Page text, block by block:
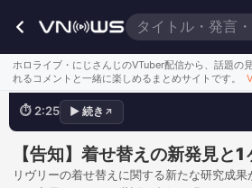
ホロライブ・にじさんじのVTuber配信から、話題の
れるコメントと一緒に楽しめるまとめサイトです。
研究成果報告から飼
⏱ 2:25 ▶ 続き ↗
【告知】着せ替えの新発見と
リヴリーの着せ替えに関する新たな研究成